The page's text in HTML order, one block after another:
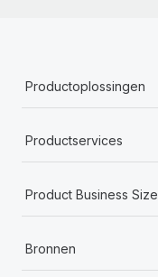
Productoplossingen
Productservices
Product Business Size
Bronnen